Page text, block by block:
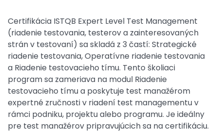
Certifikácia ISTQB Expert Level Test Management
(riadenie testovania, testerov a zainteresovaných
strán v testovaní) sa skladá z 3 častí: Strategické
riadenie testovania, Operatívne riadenie testovania
a Riadenie testovacieho tímu. Tento školiaci
program sa zameriava na modul Riadenie
testovacieho tímu a poskytuje test manažérom
expertné zručnosti v riadení test managementu v
rámci podniku, projektu alebo programu. Je ideálny
pre test manažérov pripravujúcich sa na certifikáciu.